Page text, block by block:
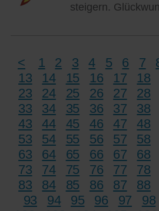
steigern.
< 1 2 3 4 5 6 7
13
14 15 16 17 18
23
24 25 26 27 28
33
34 35 36 37 38
43
44 45 46 47 48
53
54 55 56 57 58
63
64 65 66 67 68
73
74 75 76 77 78
83
84 85 86 87 88
93
94 95 96 97 98